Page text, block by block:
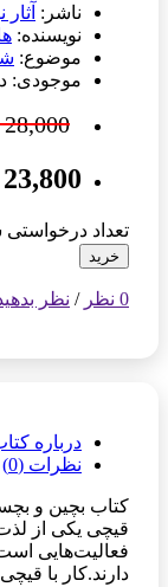
ناشر: آثار
نویسنده:
موضوع:
موجودی: در
28,000 تومان
23,800 تومان
تعداد درخواستی
خرید
0 نظر / نظر
درباره
نظرات (0)
قیچی یکی از
فعالیت‌هایی
دارند.کار با